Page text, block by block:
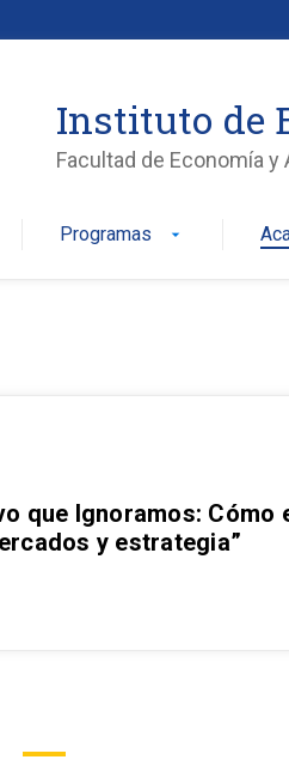
Instituto de
Facultad de Economía y
Programas arrow_drop_down
que Ignoramos: Cómo
y estrategia”